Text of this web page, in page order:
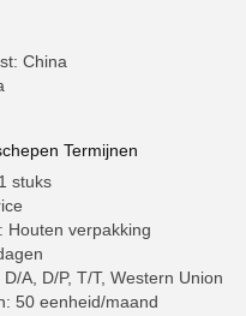
China
Termijnen
stuks
Houten verpakking
A, D/P, T/T, Western Union
50 eenheid/maand